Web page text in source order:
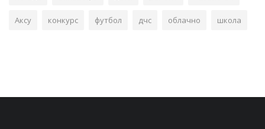
Аксу конкурс футбол дчс облачно школа